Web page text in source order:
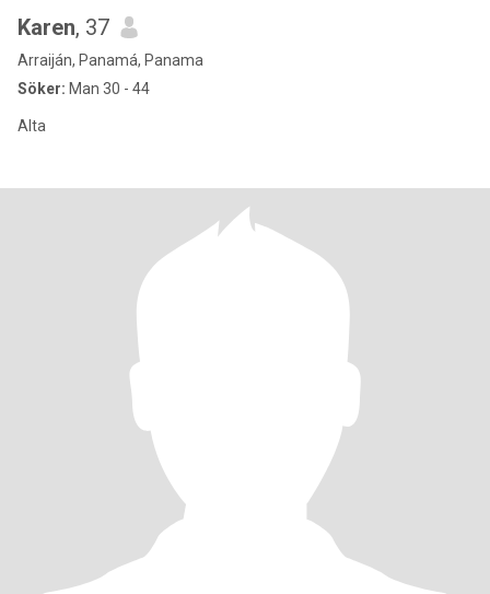
Karen, 37
Arraiján, Panamá, Panama
Söker: Man 30 - 44
Alta